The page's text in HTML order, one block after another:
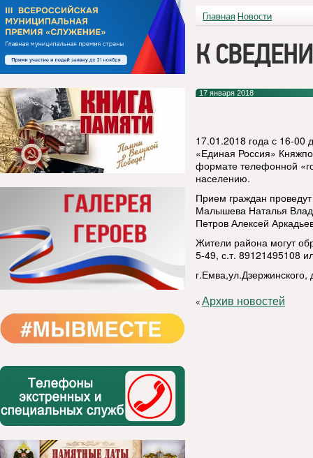
Главная Новости
К
17 января 2018
17.01.2018 года с 16-00
«Единая Россия»
формате телефонной
населению.
Прием граждан
Малышева Наталья
Петров Алексей
Жители района могут
5-49, с.т. 89121495108
«Архив новостей